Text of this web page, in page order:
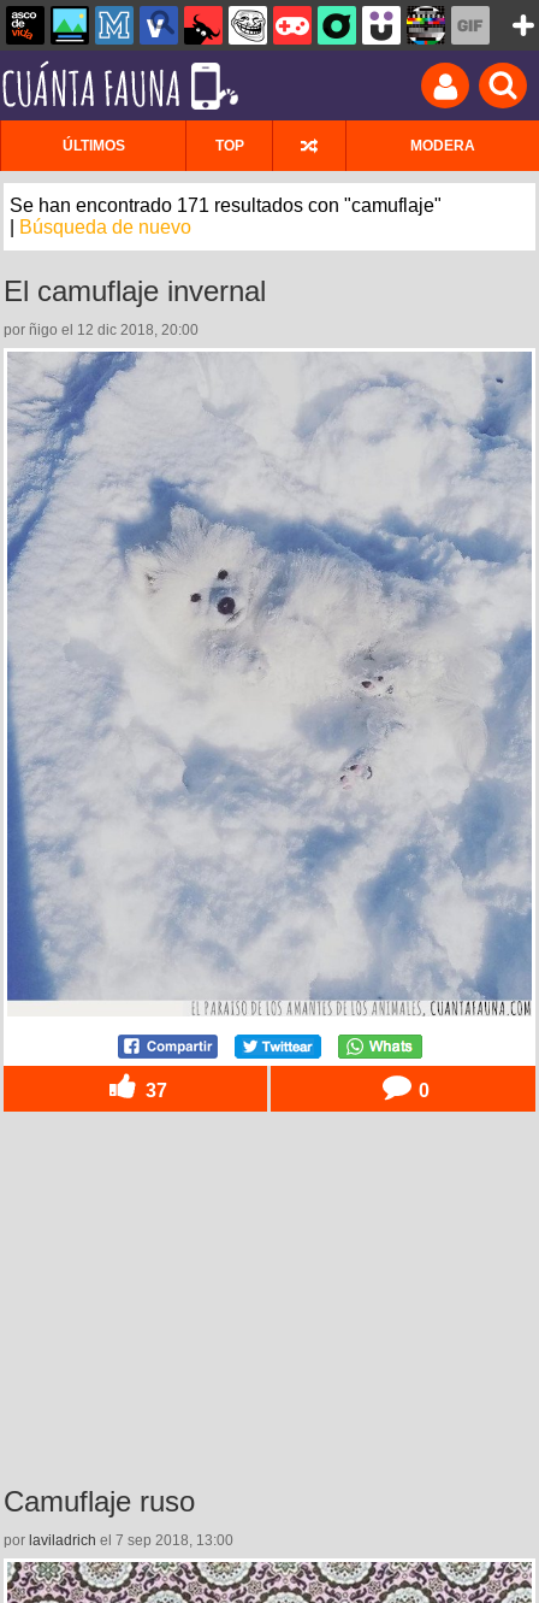
ÚLTIMOS TOP MODERA
Se han encontrado 171 resultados con "camuflaje"
Búsqueda de nuevo
El camuflaje invernal
por ñigo el 12 dic 2018, 20:00
37 0
Camuflaje ruso
por laviladrich el 7 sep 2018, 13:00